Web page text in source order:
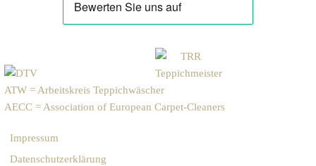
ATW = Arbeitskreis Teppichwäscher
AECC = Association of European Carpet-Cleaners
Impressum
Datenschutzerklärung